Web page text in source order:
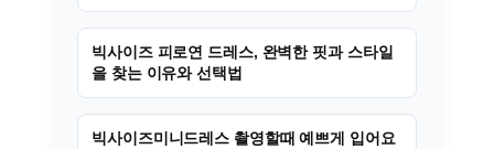
빅사이즈 피로연 드레스, 완벽한 핏과 스타일
을 찾는 이유와 선택법
빅사이즈미니드레스 촬영할때 예쁘게 입어요